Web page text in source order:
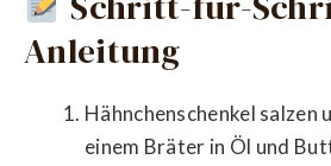
Anleitung
Hähnchenschenkel salzen
einem Bräter in Öl und